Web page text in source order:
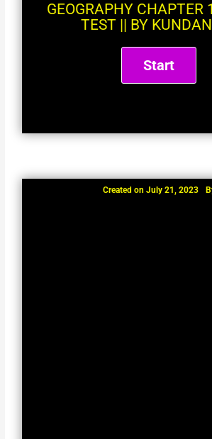
GEOGRAPHY CHAPTER
TEST || BY
Created on July 21, 2023